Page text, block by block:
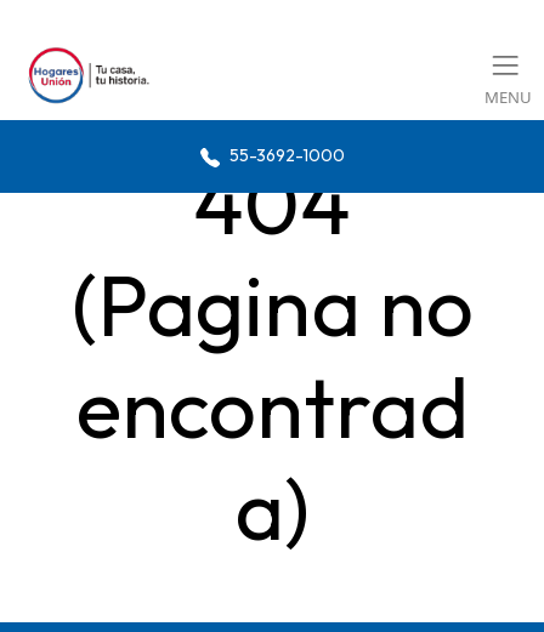
MENU
55-3692-1000
404
(Pagina no
encontrad
a)